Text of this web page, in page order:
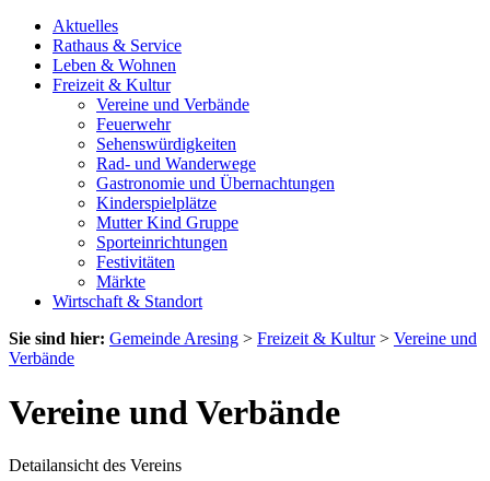
Aktuelles
Rathaus & Service
Leben & Wohnen
Freizeit & Kultur
Vereine und Verbände
Feuerwehr
Sehenswürdigkeiten
Rad- und Wanderwege
Gastronomie und Übernachtungen
Kinderspielplätze
Mutter Kind Gruppe
Sporteinrichtungen
Festivitäten
Märkte
Wirtschaft & Standort
Sie sind hier: Gemeinde Aresing > Freizeit & Kultur> Vereine und
Verbände
Vereine und Verbände
Detailansicht des Vereins